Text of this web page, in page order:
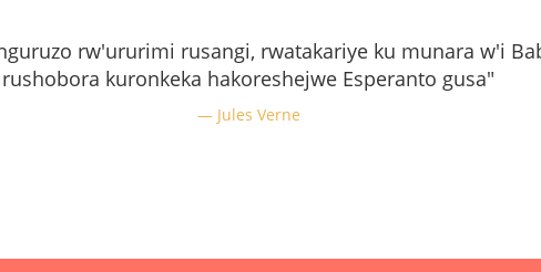
rw'ururimi rusangi, rwatakariye ku munara w'i
rushobora kuronkeka hakoreshejwe Esperanto gusa"
Jules Verne